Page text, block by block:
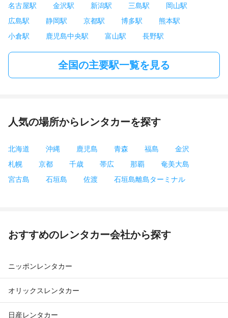
名古屋駅
金沢駅 新潟駅 三島駅
岡山駅
広島駅
静岡駅 京都駅 博多駅
熊本駅
小倉駅
鹿児島中央駅 富山駅 長野駅
全国の主要駅一覧を見る
人気の場所からレンタカーを探す
北海道 沖縄 鹿児島 青森 福島
金沢
札幌
京都 千歳 帯広 那覇
奄美大島
宮古島
石垣島 佐渡 石垣島離島ターミナル
おすすめのレンタカー会社から探す
ニッポンレンタカー
オリックスレンタカー
日産レンタカー